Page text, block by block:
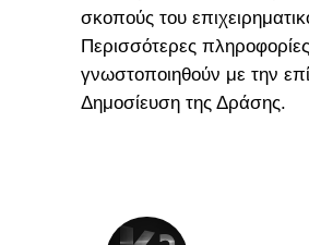
σκοπούς του
Περισσότερες
γνωστοποιηθούν με την
Δημοσίευση της Δράσης.